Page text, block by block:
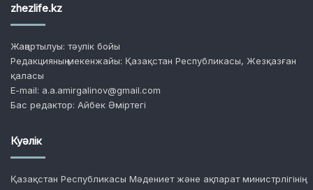
zhezlife.kz
Жаңартылуы: тәулік бойы
Редакцияның мекенжайы: Қазақстан Республикасы, Жезқазған
қаласы
E-mail: a.a.amirgalinov@gmail.com
Бас редактор: Айбек Әміртегі
Куәлік
Қазақстан Республикасы Мәдениет және ақпарат министрлігінің